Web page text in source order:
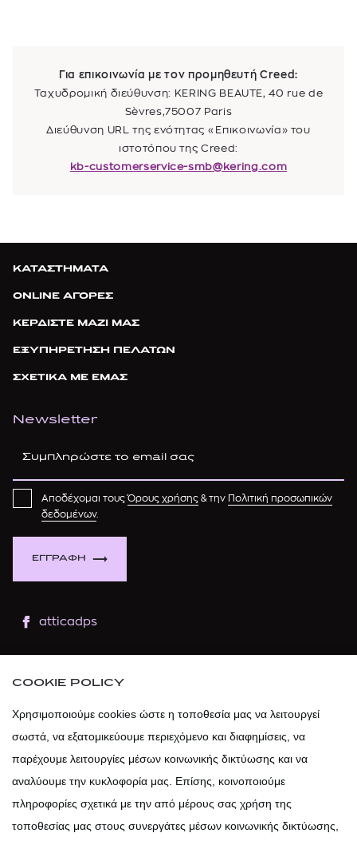
Για επικοινωνία με τον προμηθευτή Creed:
Ταχυδρομική διεύθυνση: KERING BEAUTE, 40 rue de
Sèvres,75007 Paris
Διεύθυνση URL της ενότητας «Επικοινωνία» του
ιστοτόπου της Creed:
kb-customerservice-smb@kering.com
ΚΑΤΑΣΤΗΜΑΤΑ
ONLINE ΑΓΟΡΕΣ
ΚΕΡΔΙΣΤΕ ΜΑΖΙ ΜΑΣ
ΕΞΥΠΗΡΕΤΗΣΗ ΠΕΛΑΤΩΝ
ΣΧΕΤΙΚΑ ΜΕ ΕΜΑΣ
Newsletter
ΕΓΓΡΑΦΗ
Αποδέχομαι τουςΌρους χρήσης & την Πολιτική προσωπικών
δεδομένων.
atticadps
atticadps
COOKIE POLICY
Χρησιμοποιούμε cookies ώστε η τοποθεσία μας να λειτουργεί
σωστά, να εξατομικεύουμε περιεχόμενο και διαφημίσεις, να
παρέχουμε λειτουργίες μέσων κοινωνικής δικτύωσης και να
αναλύουμε την κυκλοφορία μας. Επίσης, κοινοποιούμε
πληροφορίες σχετικά με την από μέρους σας χρήση της
τοποθεσίας μας στους συνεργάτες μέσων κοινωνικής δικτύωσης,